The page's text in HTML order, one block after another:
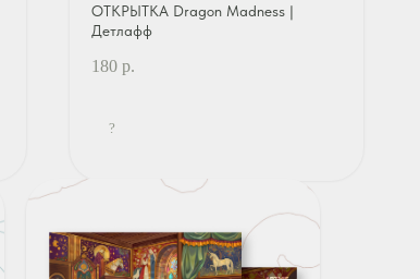
ОТКРЫТКА Dragon Madness |
Детлафф
180 р.
?